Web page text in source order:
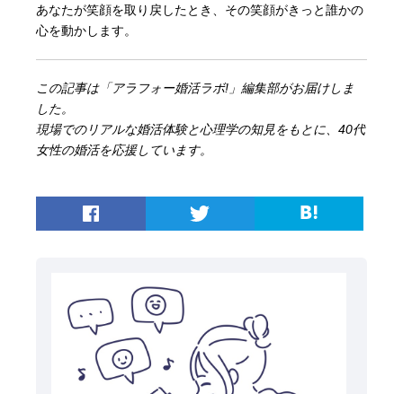
あなたが笑顔を取り戻したとき、その笑顔がきっと誰かの
心を動かします。
この記事は「アラフォー婚活ラボ!」編集部がお届けしま
した。
現場でのリアルな婚活体験と心理学の知見をもとに、40代
女性の婚活を応援しています。